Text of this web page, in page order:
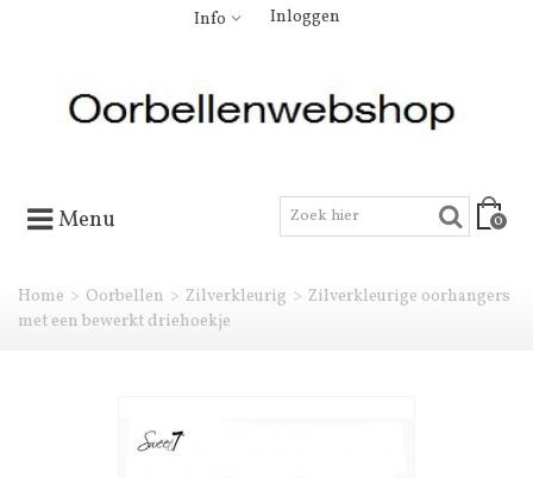
Info Inloggen
Menu 0
Home > Oorbellen > Zilverkleurig > Zilverkleurige oorhangers
met een bewerkt driehoekje